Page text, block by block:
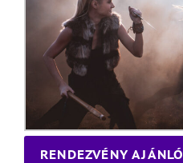
RENDEZVÉNY AJÁNLÓ